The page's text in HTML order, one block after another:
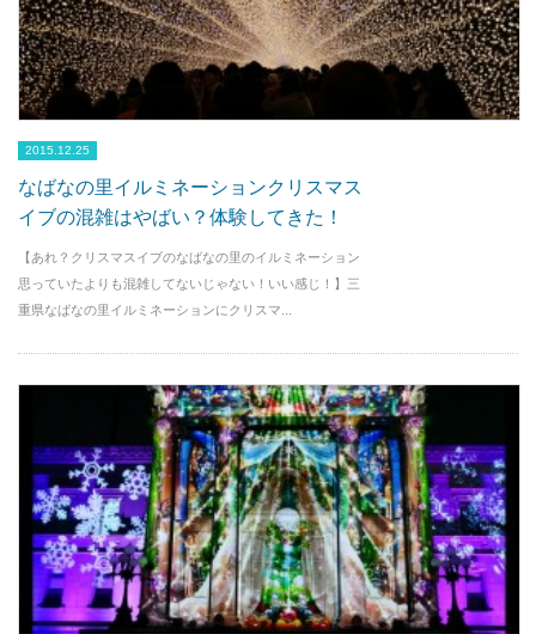
2015.12.25
なばなの里イルミネーションクリスマス
イブの混雑はやばい？体験してきた！
【あれ？クリスマスイブのなばなの里のイルミネーション
思っていたよりも混雑してないじゃない！いい感じ！】三
重県なばなの里イルミネーションにクリスマ...